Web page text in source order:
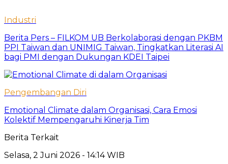
Industri
Berita Pers – FILKOM UB Berkolaborasi dengan PKBM
PPI Taiwan dan UNIMIG Taiwan, Tingkatkan Literasi AI
bagi PMI dengan Dukungan KDEI Taipei
Pengembangan Diri
Emotional Climate dalam Organisasi, Cara Emosi
Kolektif Mempengaruhi Kinerja Tim
Berita Terkait
Selasa, 2 Juni 2026 - 14:14 WIB